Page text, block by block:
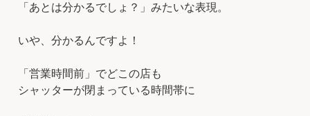
「あとは分かるでしょ？」みたいな表現。
いや、分かるんですよ！
「営業時間前」でどこの店も
シャッターが閉まっている時間帯に